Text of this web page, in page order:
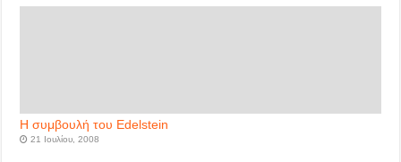
Η συμβουλή του Edelstein
21 Ιουλίου, 2008